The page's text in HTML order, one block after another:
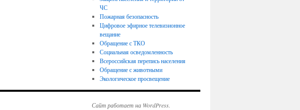
ЧС
Пожарная безопасность
Цифровое эфирное телевизионное
вещание
Обращение с ТКО
Социальная осведомленность
Всероссийская перепись населения
Обращение с животными
Экологическое просвещение
Сайт работает на WordPress.